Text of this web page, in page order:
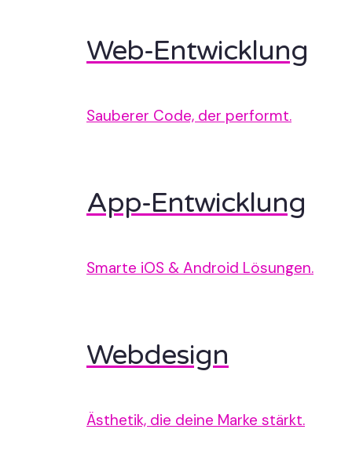
Web-Entwicklung
Sauberer Code, der performt.
App-Entwicklung
Smarte iOS & Android Lösungen.
Webdesign
Ästhetik, die deine Marke stärkt.